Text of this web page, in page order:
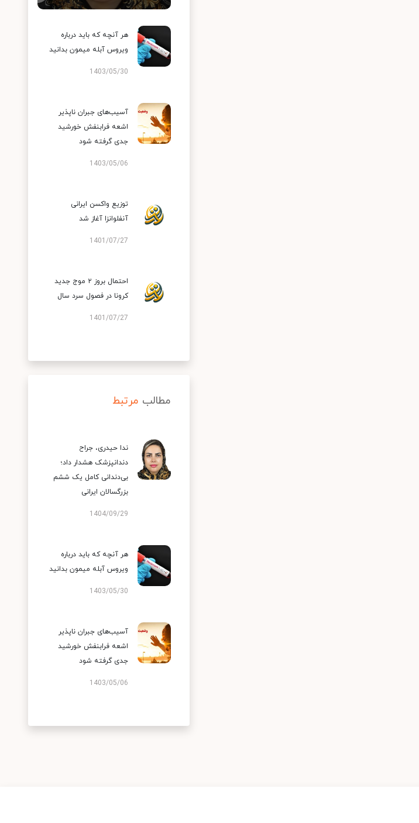
هر آنچه که باید درباره
ویروس آبله میمون بدانید
1403/05/30
آسیب‌های جبران ناپذیر
اشعه فرابنفش خورشید
جدی گرفته شود
1403/05/06
توزیع واکسن ایرانی
آنفلوانزا آغاز شد
1401/07/27
احتمال بروز ۲ موج جدید
کرونا در فصول سرد سال
1401/07/27
مطالب مرتبط
ندا حیدری، جراح
دندانپزشک هشدار داد؛
بی‌دندانی کامل یک ششم
بزرگسالان ایرانی
1404/09/29
هر آنچه که باید درباره
ویروس آبله میمون بدانید
1403/05/30
آسیب‌های جبران ناپذیر
اشعه فرابنفش خورشید
جدی گرفته شود
1403/05/06